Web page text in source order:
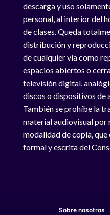
descarga y uso
personal, al interior del
de clases. Queda
distribución y
de cualquier vía como
espacios abiertos o
televisión digital,
discos o dispositivos de
También se prohíbe la
material audiovisual por
modalidad de copia,
formal y escrita del
Sobre nosotros